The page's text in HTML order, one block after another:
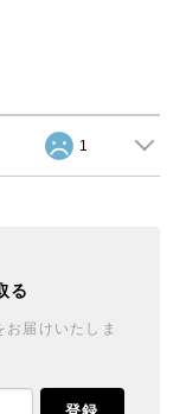
1
る
届けいたしま